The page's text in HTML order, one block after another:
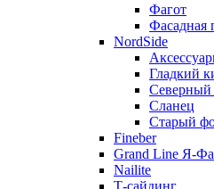
Фагот
Фасадная
NordSide
Гладкий
Северный
Сланец
Старый
Fineber
Grand Line Я-
Nailite
Т-сайдинг